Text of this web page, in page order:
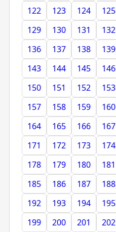
122
123 124 125
129
130 131 132
136
137 138 139
143
144 145 146
150
151 152 153
157
158 159 160
164
165 166 167
171
172 173 174
178
179 180 181
185
186 187 188
192
193 194 195
199
200 201 202